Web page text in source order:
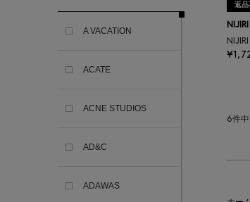
A VACATION
ACATE
ACNE STUDIOS
AD&C
ADAWAS
返品
NIJIRI
6件中